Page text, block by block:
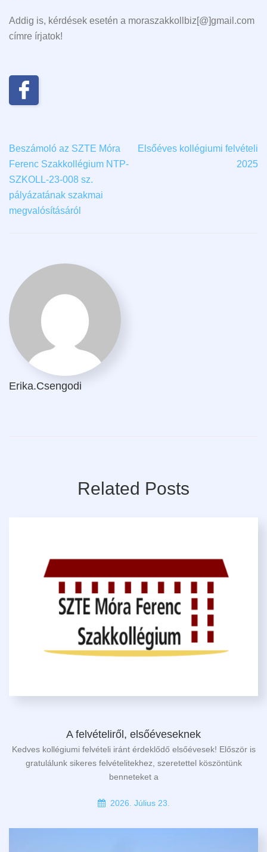
Addig is, kérdések esetén a moraszakkollbiz[@]gmail.com
címre írjatok!
Beszámoló az SZTE Móra
Ferenc Szakkollégium NTP-
SZKOLL-23-008 sz.
pályázatának szakmai
megvalósításáról
Elsőéves kollégiumi felvételi
2025
Erika.csengodi
Related Posts
A felvételiről, elsőéveseknek
Kedves kollégiumi felvételi iránt érdeklődő elsőévesek! Először is
gratulálunk sikeres felvételitekhez, szeretettel köszöntünk
benneteket a
2026. Július 23.